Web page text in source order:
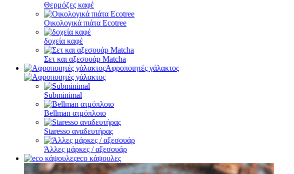
Θερμόζες καφέ
Οικολογικά πιάτα Ecotree
δοχεία καφέ
Σετ και αξεσουάρ Matcha
Αφροποιητές γάλακτος
Subminimal
Bellman ατμόπλοιο
Staresso αναδευτήρας
Άλλες μάρκες / αξεσουάρ
eco κάψουλες